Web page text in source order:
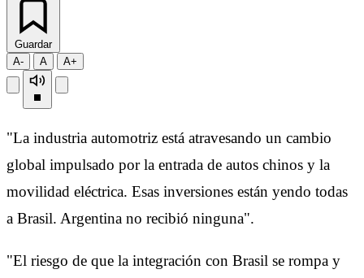
Guardar
A-
A A+
"La industria automotriz está atravesando un cambio
global impulsado por la entrada de autos chinos y la
movilidad eléctrica. Esas inversiones están yendo todas
a Brasil. Argentina no recibió ninguna".
"El riesgo de que la integración con Brasil se rompa y